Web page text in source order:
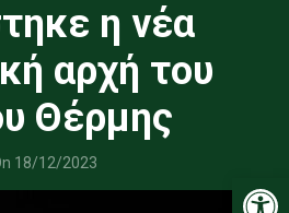
η νέα
αρχή του
Θέρμης
18/12/2023